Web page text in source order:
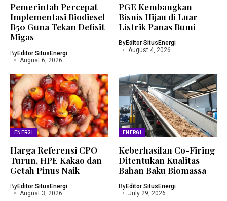
Pemerintah Percepat
Implementasi Biodiesel
B50 Guna Tekan Defisit
Migas
ByEditor SitusEnergi
August 6, 2026
PGE Kembangkan
Bisnis Hijau di Luar
Listrik Panas Bumi
ByEditor SitusEnergi
August 4, 2026
ENERGI
Harga Referensi CPO
Turun, HPE Kakao dan
Getah Pinus Naik
ByEditor SitusEnergi
August 3, 2026
ENERGI
Keberhasilan Co-Firing
Ditentukan Kualitas
Bahan Baku Biomassa
ByEditor SitusEnergi
July 29, 2026